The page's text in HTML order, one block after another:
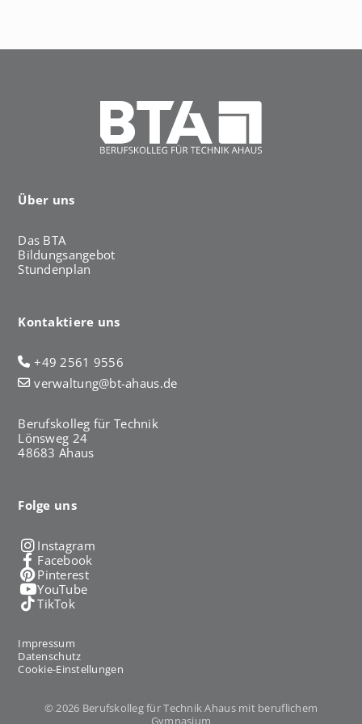
s
Über uns
Das BTA
Bildungsangebot
Stundenplan
Kontaktiere uns
+49 2561 9556
verwaltung@bt-ahaus.de
Berufskolleg für Technik
Lönsweg 24
48683 Ahaus
Folge uns
Instagram
Facebook
Pinterest
YouTube
TikTok
Impressum
Datenschutz
Cookie-Einstellungen
© 2026 Berufskolleg für Technik Ahaus mit beruflichem
Gymnasium